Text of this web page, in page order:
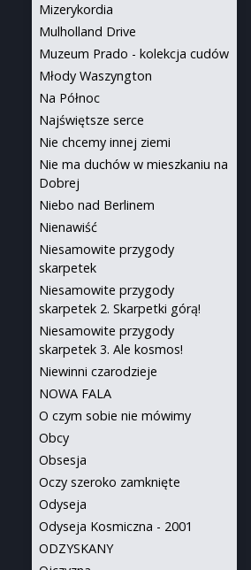
Mizerykordia
Mulholland Drive
Muzeum Prado - kolekcja cudów
Młody Waszyngton
Na Północ
Najświętsze serce
Nie chcemy innej ziemi
Nie ma duchów w mieszkaniu na
Dobrej
Niebo nad Berlinem
Nienawiść
Niesamowite przygody
skarpetek
Niesamowite przygody
skarpetek 2. Skarpetki górą!
Niesamowite przygody
skarpetek 3. Ale kosmos!
Niewinni czarodzieje
NOWA FALA
O czym sobie nie mówimy
Obcy
Obsesja
Oczy szeroko zamknięte
Odyseja
Odyseja Kosmiczna - 2001
ODZYSKANY